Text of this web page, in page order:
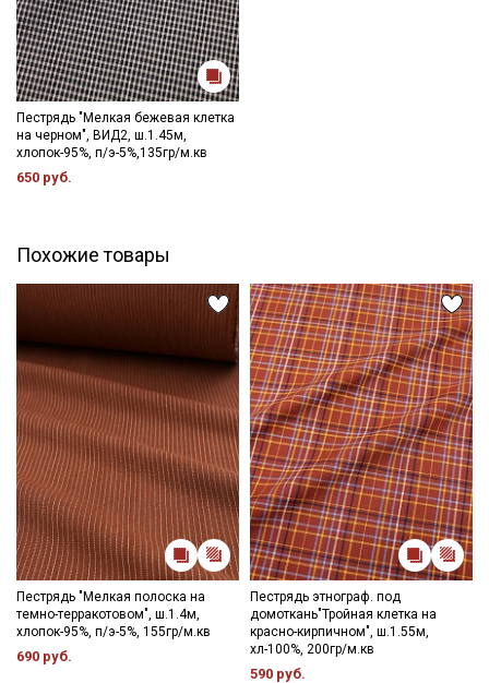
Пестрядь "Мелкая бежевая клетка
на черном", ВИД2, ш.1.45м,
хлопок-95%, п/э-5%,135гр/м.кв
650 руб.
Похожие товары
Пестрядь "Мелкая полоска на
темно-терракотовом", ш.1.4м,
хлопок-95%, п/э-5%, 155гр/м.кв
690 руб.
Пестрядь этнограф. под
домоткань"Тройная клетка на
красно-кирпичном", ш.1.55м,
хл-100%, 200гр/м.кв
590 руб.
Подписаться
Ознакомлен(а) сПолитикой обработки персональных
данныхи даюСогласие на обработку персональных
данных
ДаюСогласие на получение рекламных и
информационных рассылок